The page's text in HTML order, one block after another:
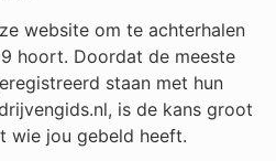
website om te achterhalen
hoort. Doordat de meeste
staan met hun
is de kans groot
wie jou gebeld heeft.